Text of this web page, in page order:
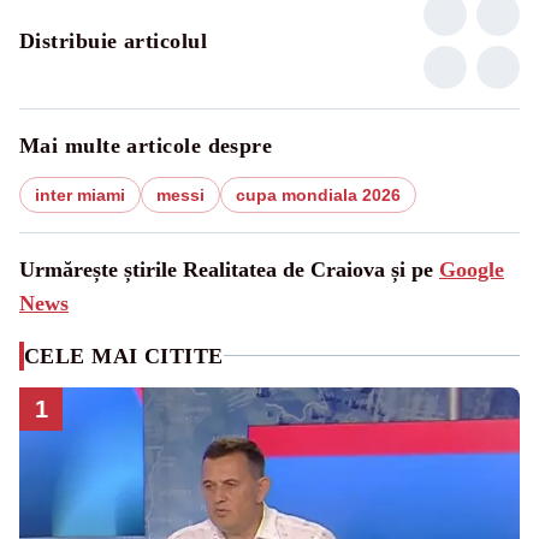
Distribuie articolul
Mai multe articole despre
inter miami messi cupa mondiala 2026
Urmărește știrile Realitatea de Craiova și pe Google
News
CELE MAI CITITE
1